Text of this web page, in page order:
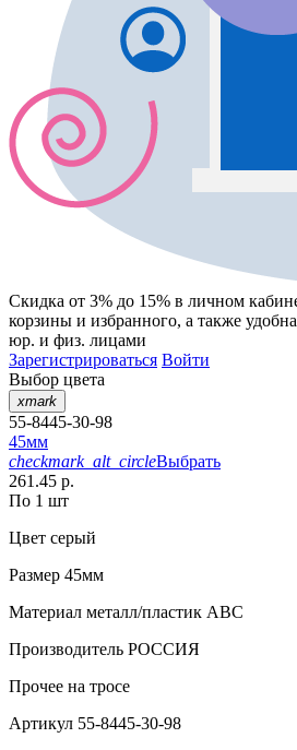
Скидка от 3% до 15% в личном
корзины и избранного, а также
юр. и физ. лицами
Зарегистрироваться Войти
Выбор цвета
xmark
55-8445-30-98
45мм
checkmark_alt_circleВыбрать
261.45 р.
По 1 шт
Цвет серый
Размер 45мм
Материал металл/пластик АВС
Производитель РОССИЯ
Прочее на тросе
Артикул 55-8445-30-98